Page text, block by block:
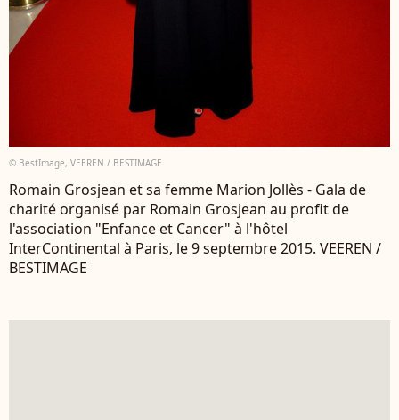
© BestImage, VEEREN / BESTIMAGE
Romain Grosjean et sa femme Marion Jollès - Gala de
charité organisé par Romain Grosjean au profit de
l'association "Enfance et Cancer" à l'hôtel
InterContinental à Paris, le 9 septembre 2015. VEEREN /
BESTIMAGE